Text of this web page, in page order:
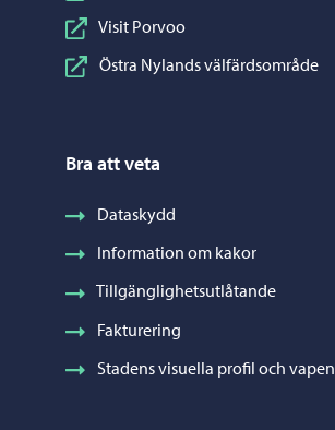
Visit Porvoo
Östra Nylands välfärdsområde
Bra att veta
Dataskydd
Information om kakor
Tillgänglighetsutlåtande
Fakturering
Stadens visuella profil och vapen